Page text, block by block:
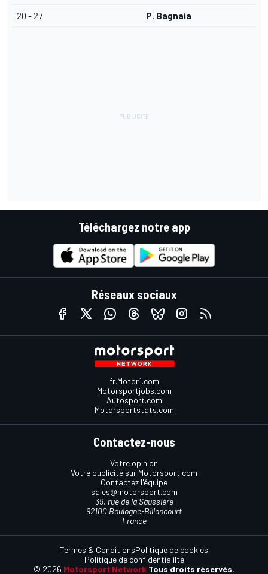
20 - 27 P. Bagnaia
Téléchargez notre app
Réseaux sociaux
fr.Motor1.com
Motorsportjobs.com
Autosport.com
Motorsportstats.com
Contactez-nous
Votre opinion
Votre publicité sur Motorsport.com
Contactez l'équipe
sales@motorsport.com
39, rue de la Saussière
92100 Boulogne-Billancourt
France
© 2026 Motorsport Network Tous droits réservés.
Termes & ConditionsPolitique de cookies
Politique de confidentialilté